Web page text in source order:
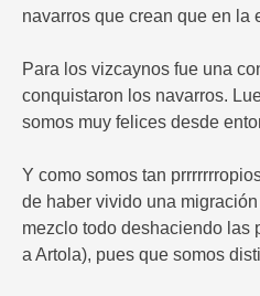
navarros que crean que en la
Para los vizcaynos fue una
conquistaron los navarros.
somos muy felices desde
Y como somos tan
de haber vivido una
mezclo todo deshaciendo las
a Artola), pues que somos